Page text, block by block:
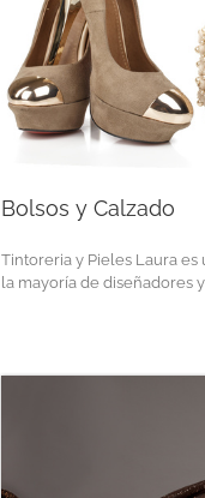
Bolsos y Calzado
Tintoreria y Pieles Laura es
la mayoría de diseñadores